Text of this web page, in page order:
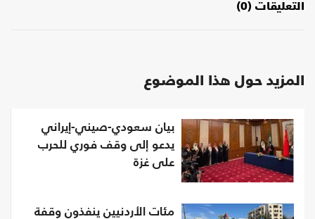
التعليقات (0)
المزيد حول هذا الموضوع
بيان سعودي-صيني-إيراني
يدعو إلى وقف فوري للحرب
على غزة
مئات الأردنيين ينفذون وقفة